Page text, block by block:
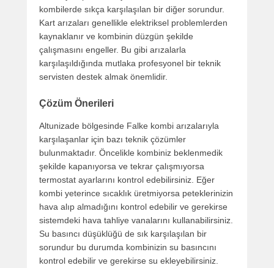
kombilerde sıkça karşılaşılan bir diğer sorundur.
Kart arızaları genellikle elektriksel problemlerden
kaynaklanır ve kombinin düzgün şekilde
çalışmasını engeller. Bu gibi arızalarla
karşılaşıldığında mutlaka profesyonel bir teknik
servisten destek almak önemlidir.
Çözüm Önerileri
Altunizade bölgesinde Falke kombi arızalarıyla
karşılaşanlar için bazı teknik çözümler
bulunmaktadır. Öncelikle kombiniz beklenmedik
şekilde kapanıyorsa ve tekrar çalışmıyorsa
termostat ayarlarını kontrol edebilirsiniz. Eğer
kombi yeterince sıcaklık üretmiyorsa peteklerinizin
hava alıp almadığını kontrol edebilir ve gerekirse
sistemdeki hava tahliye vanalarını kullanabilirsiniz.
Su basıncı düşüklüğü de sık karşılaşılan bir
sorundur bu durumda kombinizin su basıncını
kontrol edebilir ve gerekirse su ekleyebilirsiniz.